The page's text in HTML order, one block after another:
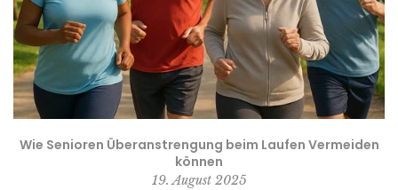
Wie Senioren Überanstrengung beim Laufen Vermeiden
können
19. August 2025